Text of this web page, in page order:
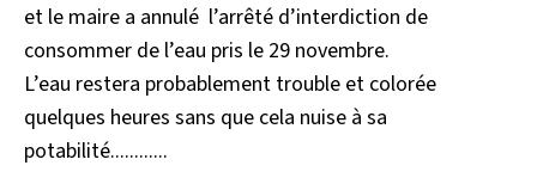
et le maire a annulé l’arrêté d’interdiction de
consommer de l’eau pris le 29 novembre.
L’eau restera probablement trouble et colorée
quelques heures sans que cela nuise à sa
potabilité............